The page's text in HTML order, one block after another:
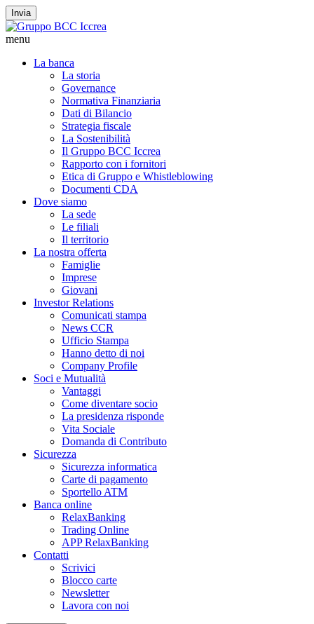
Invia
menu
La banca
La storia
Governance
Normativa Finanziaria
Dati di Bilancio
Strategia fiscale
La Sostenibilità
Il Gruppo BCC Iccrea
Rapporto con i fornitori
Etica di Gruppo e Whistleblowing
Documenti CDA
Dove siamo
La sede
Le filiali
Il territorio
La nostra offerta
Famiglie
Imprese
Giovani
Investor Relations
Comunicati stampa
News CCR
Ufficio Stampa
Hanno detto di noi
Company Profile
Soci e Mutualità
Vantaggi
Come diventare socio
La presidenza risponde
Vita Sociale
Domanda di Contributo
Sicurezza
Sicurezza informatica
Carte di pagamento
Sportello ATM
Banca online
RelaxBanking
Trading Online
APP RelaxBanking
Contatti
Scrivici
Blocco carte
Newsletter
Lavora con noi